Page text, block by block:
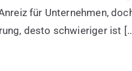
für Unternehmen,
desto schwieriger ist